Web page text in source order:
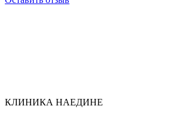
КЛИНИКА НАЕДИНЕ